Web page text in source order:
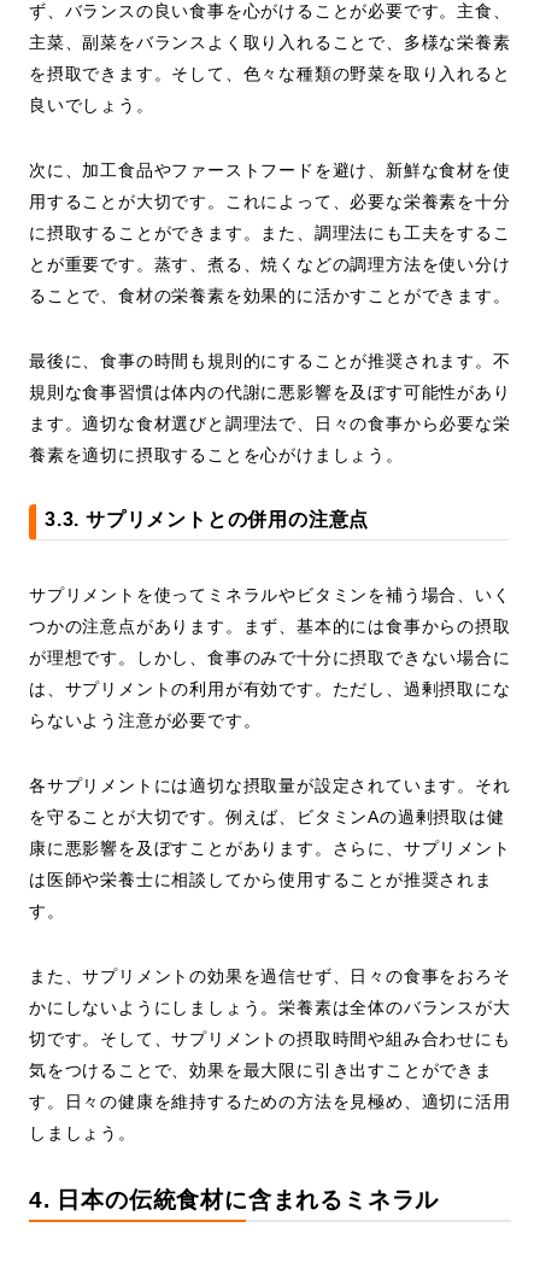
ず、バランスの良い食事を心がけることが必要です。主食、
主菜、副菜をバランスよく取り入れることで、多様な栄養素
を摂取できます。そして、色々な種類の野菜を取り入れると
良いでしょう。
次に、加工食品やファーストフードを避け、新鮮な食材を使
用することが大切です。これによって、必要な栄養素を十分
に摂取することができます。また、調理法にも工夫をするこ
とが重要です。蒸す、煮る、焼くなどの調理方法を使い分け
ることで、食材の栄養素を効果的に活かすことができます。
最後に、食事の時間も規則的にすることが推奨されます。不
規則な食事習慣は体内の代謝に悪影響を及ぼす可能性があり
ます。適切な食材選びと調理法で、日々の食事から必要な栄
養素を適切に摂取することを心がけましょう。
3.3. サプリメントとの併用の注意点
サプリメントを使ってミネラルやビタミンを補う場合、いく
つかの注意点があります。まず、基本的には食事からの摂取
が理想です。しかし、食事のみで十分に摂取できない場合に
は、サプリメントの利用が有効です。ただし、過剰摂取にな
らないよう注意が必要です。
各サプリメントには適切な摂取量が設定されています。それ
を守ることが大切です。例えば、ビタミンAの過剰摂取は健
康に悪影響を及ぼすことがあります。さらに、サプリメント
は医師や栄養士に相談してから使用することが推奨されま
す。
また、サプリメントの効果を過信せず、日々の食事をおろそ
かにしないようにしましょう。栄養素は全体のバランスが大
切です。そして、サプリメントの摂取時間や組み合わせにも
気をつけることで、効果を最大限に引き出すことができま
す。日々の健康を維持するための方法を見極め、適切に活用
しましょう。
4. 日本の伝統食材に含まれるミネラル